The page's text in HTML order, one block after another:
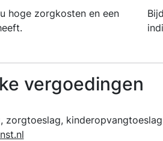
hoge zorgkosten en een
vergoedingen
zorgtoeslag,